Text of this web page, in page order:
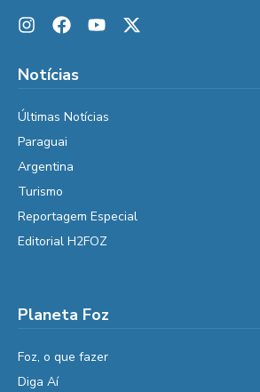
Notícias
Últimas Notícias
Paraguai
Argentina
Turismo
Reportagem Especial
Editorial H2FOZ
Planeta Foz
Foz, o que fazer
Diga Aí